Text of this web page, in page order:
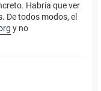
Habría que ver
De todos modos, el
y no